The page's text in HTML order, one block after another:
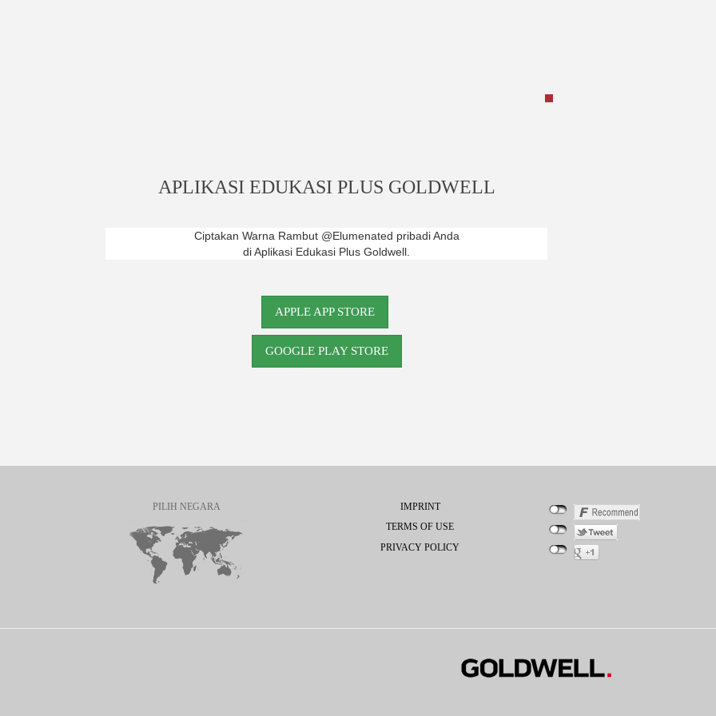
APLIKASI EDUKASI PLUS GOLDWELL
Ciptakan Warna Rambut @Elumenated pribadi Anda
di Aplikasi Edukasi Plus Goldwell.
APPLE APP STORE
GOOGLE PLAY STORE
PILIH NEGARA
IMPRINT
TERMS OF USE
PRIVACY POLICY